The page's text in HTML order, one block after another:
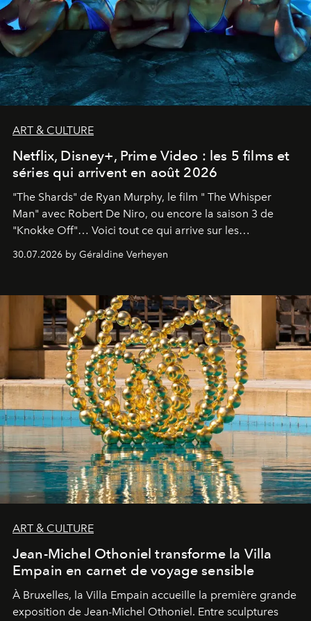
ART & CULTURE
Netflix, Disney+, Prime Video : les 5 films et
séries qui arrivent en août 2026
"The Shards" de Ryan Murphy, le film " The Whisper
Man" avec Robert De Niro, ou encore la saison 3 de
"Knokke Off"… Voici tout ce qui arrive sur les
plateformes de streaming en août 2026.
30.07.2026 by Géraldine Verheyen
ART & CULTURE
Jean-Michel Othoniel transforme la Villa
Empain en carnet de voyage sensible
À Bruxelles, la Villa Empain accueille la première grande
exposition de Jean-Michel Othoniel. Entre sculptures